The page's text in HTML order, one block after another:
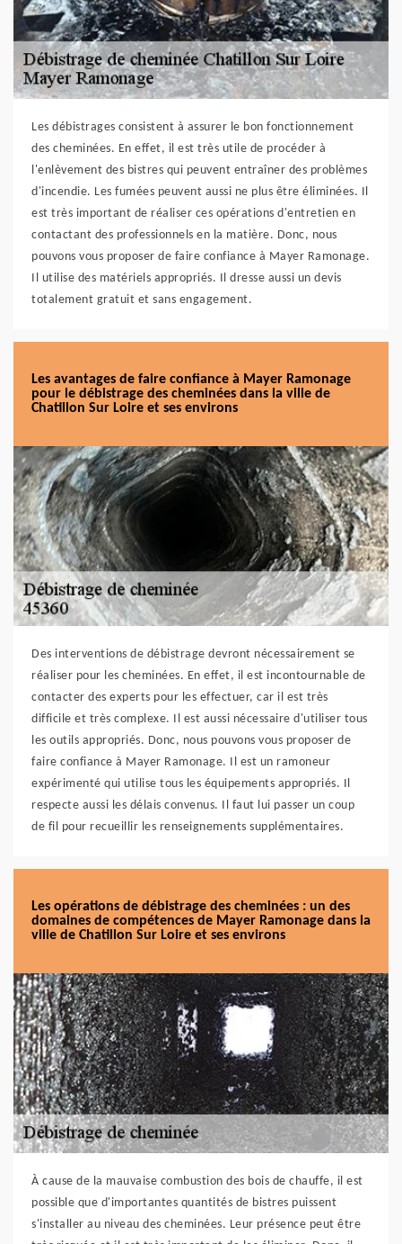
Les débistrages consistent à assurer le bon fonctionnement
des cheminées. En effet, il est très utile de procéder à
l'enlèvement des bistres qui peuvent entraîner des problèmes
d'incendie. Les fumées peuvent aussi ne plus être éliminées. Il
est très important de réaliser ces opérations d'entretien en
contactant des professionnels en la matière. Donc, nous
pouvons vous proposer de faire confiance à Mayer Ramonage.
Il utilise des matériels appropriés. Il dresse aussi un devis
totalement gratuit et sans engagement.
Les avantages de faire confiance à Mayer Ramonage
pour le débistrage des cheminées dans la ville de
Chatillon Sur Loire et ses environs
Des interventions de débistrage devront nécessairement se
réaliser pour les cheminées. En effet, il est incontournable de
contacter des experts pour les effectuer, car il est très
difficile et très complexe. Il est aussi nécessaire d'utiliser tous
les outils appropriés. Donc, nous pouvons vous proposer de
faire confiance à Mayer Ramonage. Il est un ramoneur
expérimenté qui utilise tous les équipements appropriés. Il
respecte aussi les délais convenus. Il faut lui passer un coup
de fil pour recueillir les renseignements supplémentaires.
Les opérations de débistrage des cheminées : un des
domaines de compétences de Mayer Ramonage dans la
ville de Chatillon Sur Loire et ses environs
À cause de la mauvaise combustion des bois de chauffe, il est
possible que d'importantes quantités de bistres puissent
s'installer au niveau des cheminées. Leur présence peut être